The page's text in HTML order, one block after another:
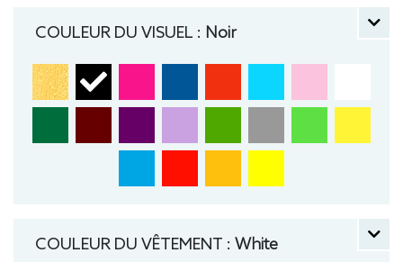
Léger, manche longue, Fruit of the loom, Enfant,
COULEUR DU VISUEL : Noir
COULEUR DU VÊTEMENT : White